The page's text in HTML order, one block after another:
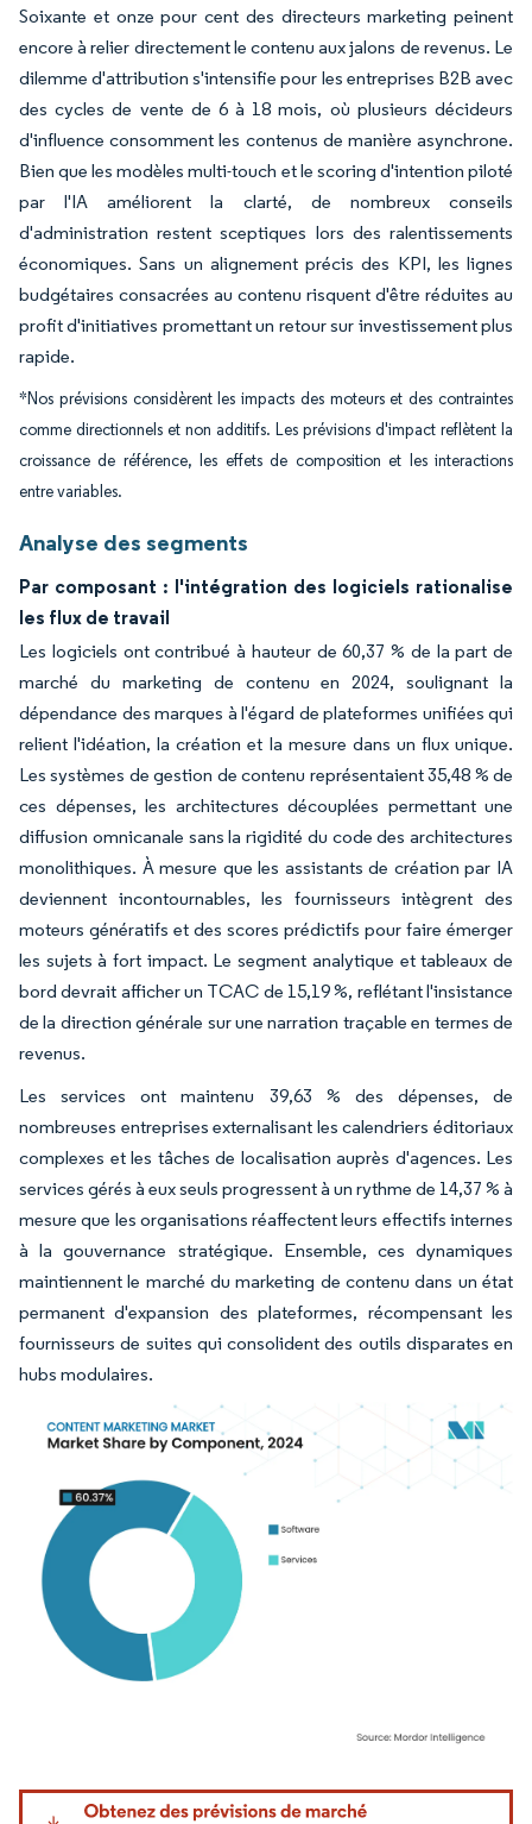
Soixante et onze pour cent des directeurs marketing peinent
encore à relier directement le contenu aux jalons de revenus. Le
dilemme d'attribution s'intensifie pour les entreprises B2B avec
des cycles de vente de 6 à 18 mois, où plusieurs décideurs
d'influence consomment les contenus de manière asynchrone.
Bien que les modèles multi-touch et le scoring d'intention piloté
par l'IA améliorent la clarté, de nombreux conseils
d'administration restent sceptiques lors des ralentissements
économiques. Sans un alignement précis des KPI, les lignes
budgétaires consacrées au contenu risquent d'être réduites au
profit d'initiatives promettant un retour sur investissement plus
rapide.
*Nos prévisions considèrent les impacts des moteurs et des contraintes
comme directionnels et non additifs. Les prévisions d'impact reflètent la
croissance de référence, les effets de composition et les interactions
entre variables.
Analyse des segments
Par composant : l'intégration des logiciels rationalise
les flux de travail
Les logiciels ont contribué à hauteur de 60,37 % de la part de
marché du marketing de contenu en 2024, soulignant la
dépendance des marques à l'égard de plateformes unifiées qui
relient l'idéation, la création et la mesure dans un flux unique.
Les systèmes de gestion de contenu représentaient 35,48 % de
ces dépenses, les architectures découplées permettant une
diffusion omnicanale sans la rigidité du code des architectures
monolithiques. À mesure que les assistants de création par IA
deviennent incontournables, les fournisseurs intègrent des
moteurs génératifs et des scores prédictifs pour faire émerger
les sujets à fort impact. Le segment analytique et tableaux de
bord devrait afficher un TCAC de 15,19 %, reflétant l'insistance
de la direction générale sur une narration traçable en termes de
revenus.
Les services ont maintenu 39,63 % des dépenses, de
nombreuses entreprises externalisant les calendriers éditoriaux
complexes et les tâches de localisation auprès d'agences. Les
services gérés à eux seuls progressent à un rythme de 14,37 % à
mesure que les organisations réaffectent leurs effectifs internes
à la gouvernance stratégique. Ensemble, ces dynamiques
maintiennent le marché du marketing de contenu dans un état
permanent d'expansion des plateformes, récompensant les
fournisseurs de suites qui consolident des outils disparates en
hubs modulaires.
Image © Mordor Intelligence. La réutilisation nécessite une attribution sous CC BY